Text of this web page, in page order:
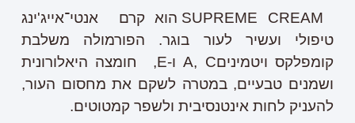
SUPREME CREAM הוא קרם אנטי־אייג'ינג
טיפולי ועשיר לעור בוגר. הפורמולה משלבת
קומפלקס ויטמיניםA, C ו-E, חומצה היאלורונית
ושמנים טבעיים, במטרה לשקם את מחסום העור,
להעניק לחות אינטנסיבית ולשפר קמטוטים.